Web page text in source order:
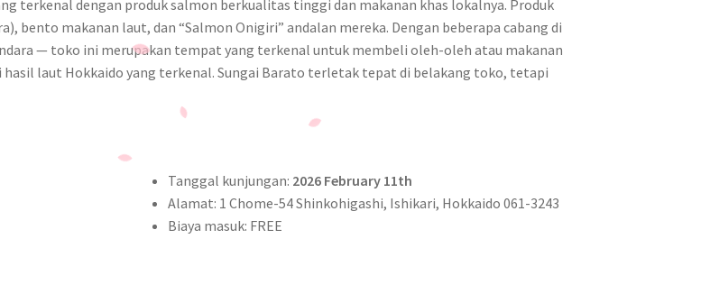
terkenal dengan produk salmon berkualitas tinggi dan makanan khas lokalnya. Produk
bento makanan laut, dan “Salmon Onigiri” andalan mereka. Dengan beberapa cabang di
— toko ini merupakan tempat yang terkenal untuk membeli oleh-oleh atau makanan
laut Hokkaido yang terkenal. Sungai Barato terletak tepat di belakang toko, tetapi
Tanggal kunjungan: 2026 February 11th
Alamat: 1 Chome-54 Shinkohigashi, Ishikari, Hokkaido 061-3243
Biaya masuk: FREE